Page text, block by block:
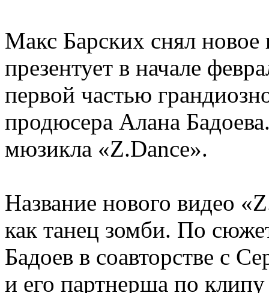
Макс Барских снял новое
презентует в начале
первой частью
продюсера Алана
мюзикла «Z.Dance».
Название нового видео
как танец зомби. По
Бадоев в соавторстве с
и его партнерша по